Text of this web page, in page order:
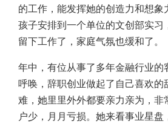
的工作，能发挥她的创造力和想
孩子安排到一个单位的文创部实习
留下工作了，家庭气氛也缓和了。
年中，有位从事了多年金融行业的
呼唤，辞职创业做起了自己喜欢的
难，她里里外外都要亲力亲为，非
户少，月月亏损。她来看事业星